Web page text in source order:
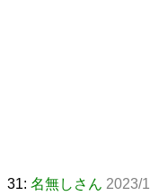
31: 名無しさん 2023/